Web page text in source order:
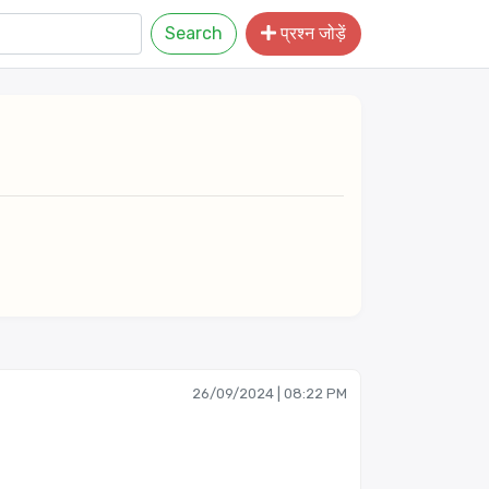
Search प्रश्न जोड़ें
26/09/2024 | 08:22 PM